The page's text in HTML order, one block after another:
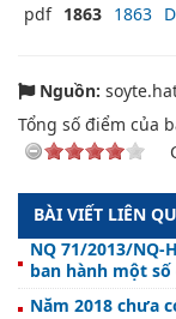
pdf 1863 1863
Nguồn:
Tổng số điểm của
BÀI VIẾT LIÊN
NQ 71/2013/NQ-
ban hành một
vào Khu CNTT
Năm 2018 chưa